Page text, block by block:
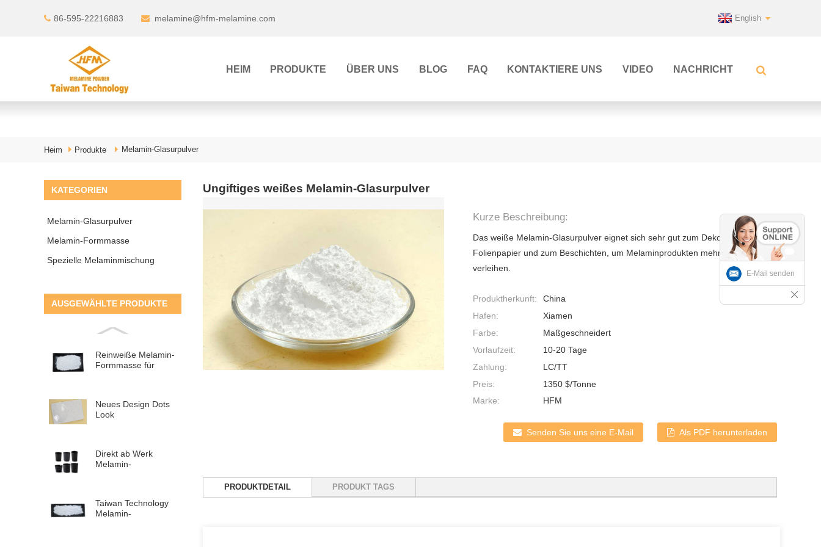
86-595-22216883 melamine@hfm-melamine.com English
HEIM PRODUKTE ÜBER UNS BLOG FAQ KONTAKTIERE UNS VIDEO NACHRICHT
Heim Produkte Melamin-Glasurpulver
KATEGORIEN
Melamin-Glasurpulver
Melamin-Formmasse
Spezielle Melaminmischung
AUSGEWÄHLTE PRODUKTE
Reinweiße Melamin-
Formmasse für
Neues Design Dots
Look
Direkt ab Werk
Melamin-
Taiwan Technology
Melamin-
Ungiftiges weißes Melamin-Glasurpulver
Kurze Beschreibung:
Das weiße Melamin-Glasurpulver eignet sich sehr gut zum Dekorieren von
Folienpapier und zum Beschichten, um Melaminprodukten mehr Glanz zu
verleihen.
Produktherkunft:
China
Hafen:
Xiamen
Farbe:
Maßgeschneidert
Vorlaufzeit:
10-20 Tage
Zahlung:
LC/TT
Preis:
1350 $/Tonne
Marke:
HFM
Senden Sie uns eine E-Mail Als PDF herunterladen
PRODUKTDETAIL PRODUKT TAGS
E-Mail senden